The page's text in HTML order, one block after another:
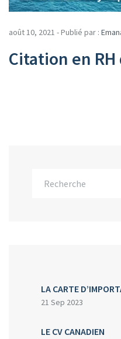
août 10, 2021 - Publié par :
Citation en
LA CARTE
21 Sep 2023
LE CV CANADIEN